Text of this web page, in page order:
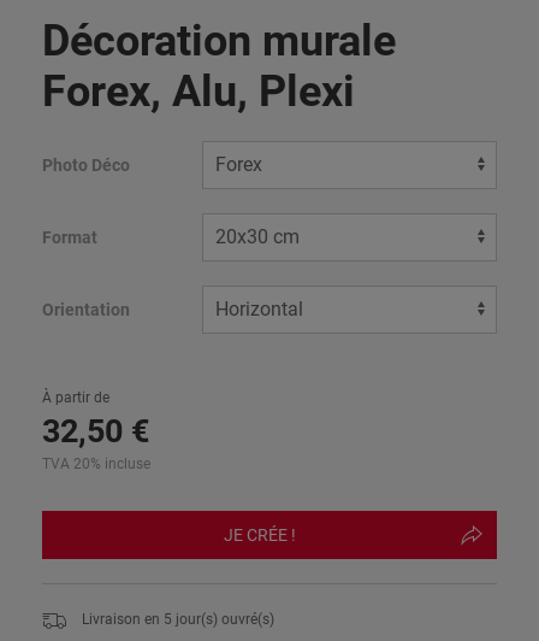
Décoration murale
Forex, Alu, Plexi
Photo Déco
Format
Orientation
À partir de
32,50 €
TVA 20% incluse
JE CRÉE !
Livraison en 5 jour(s) ouvré(s)